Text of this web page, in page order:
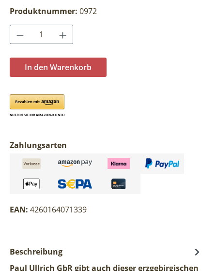
Produktnummer: 0972
Produkt Anzahl: Gib den gewünschten
In den Warenkorb
Zahlungsarten
EAN: 4260164071339
Beschreibung
Paul Ullrich GbR gibt auch dieser erzgebirgischen